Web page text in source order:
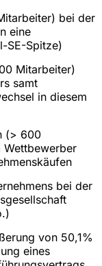
Abschluss
in
von
eines
zu einer
Verkauf
Aufstockung
des
(****-
Verpachtung
bei der
eine
SE-Spitze)
Mitarbeiter)
samt
in diesem
(> 600
Wettbewerber
bei der
von 50,1%
eines